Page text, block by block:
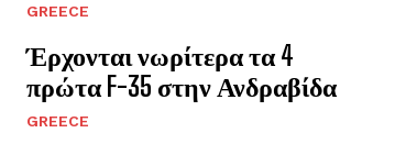
GREECE
Έρχονται νωρίτερα τα 4
πρώτα F-35 στην Ανδραβίδα
GREECE